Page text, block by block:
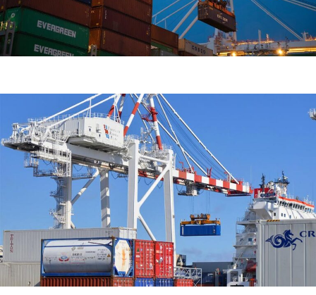
Demo Media Title 3
Courier Service Sea Transport
Demo Media Title 4
Air Transport Home Delivery